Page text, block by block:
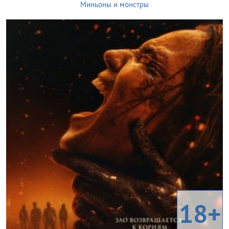
Миньоны и монстры
18+